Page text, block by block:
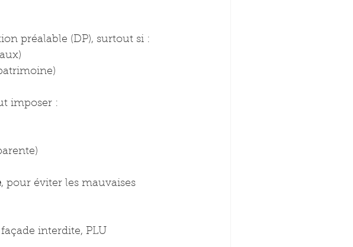
préalable (DP), surtout si :
imposer :
, pour éviter les mauvaises
interdite, PLU